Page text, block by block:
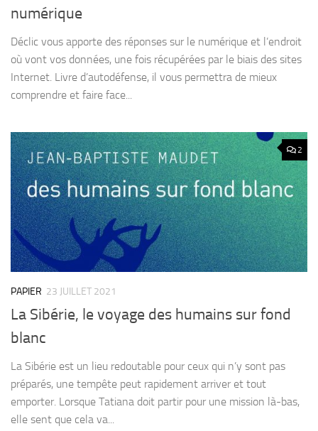
numérique
Déclic vous apporte des réponses sur le numérique et l’endroit
où vont vos données, une fois récupérées par le biais des sites
Internet. Livre d’autodéfense, il vous permettra de mieux
comprendre et faire face...
2
PAPIER 23 JUILLET 2021
La Sibérie, le voyage des humains sur fond
blanc
La Sibérie est un lieu redoutable pour ceux qui n’y sont pas
préparés, une tempête peut rapidement arriver et tout
emporter. Lorsque Tatiana doit partir pour une mission là-bas,
elle sent que cela va...